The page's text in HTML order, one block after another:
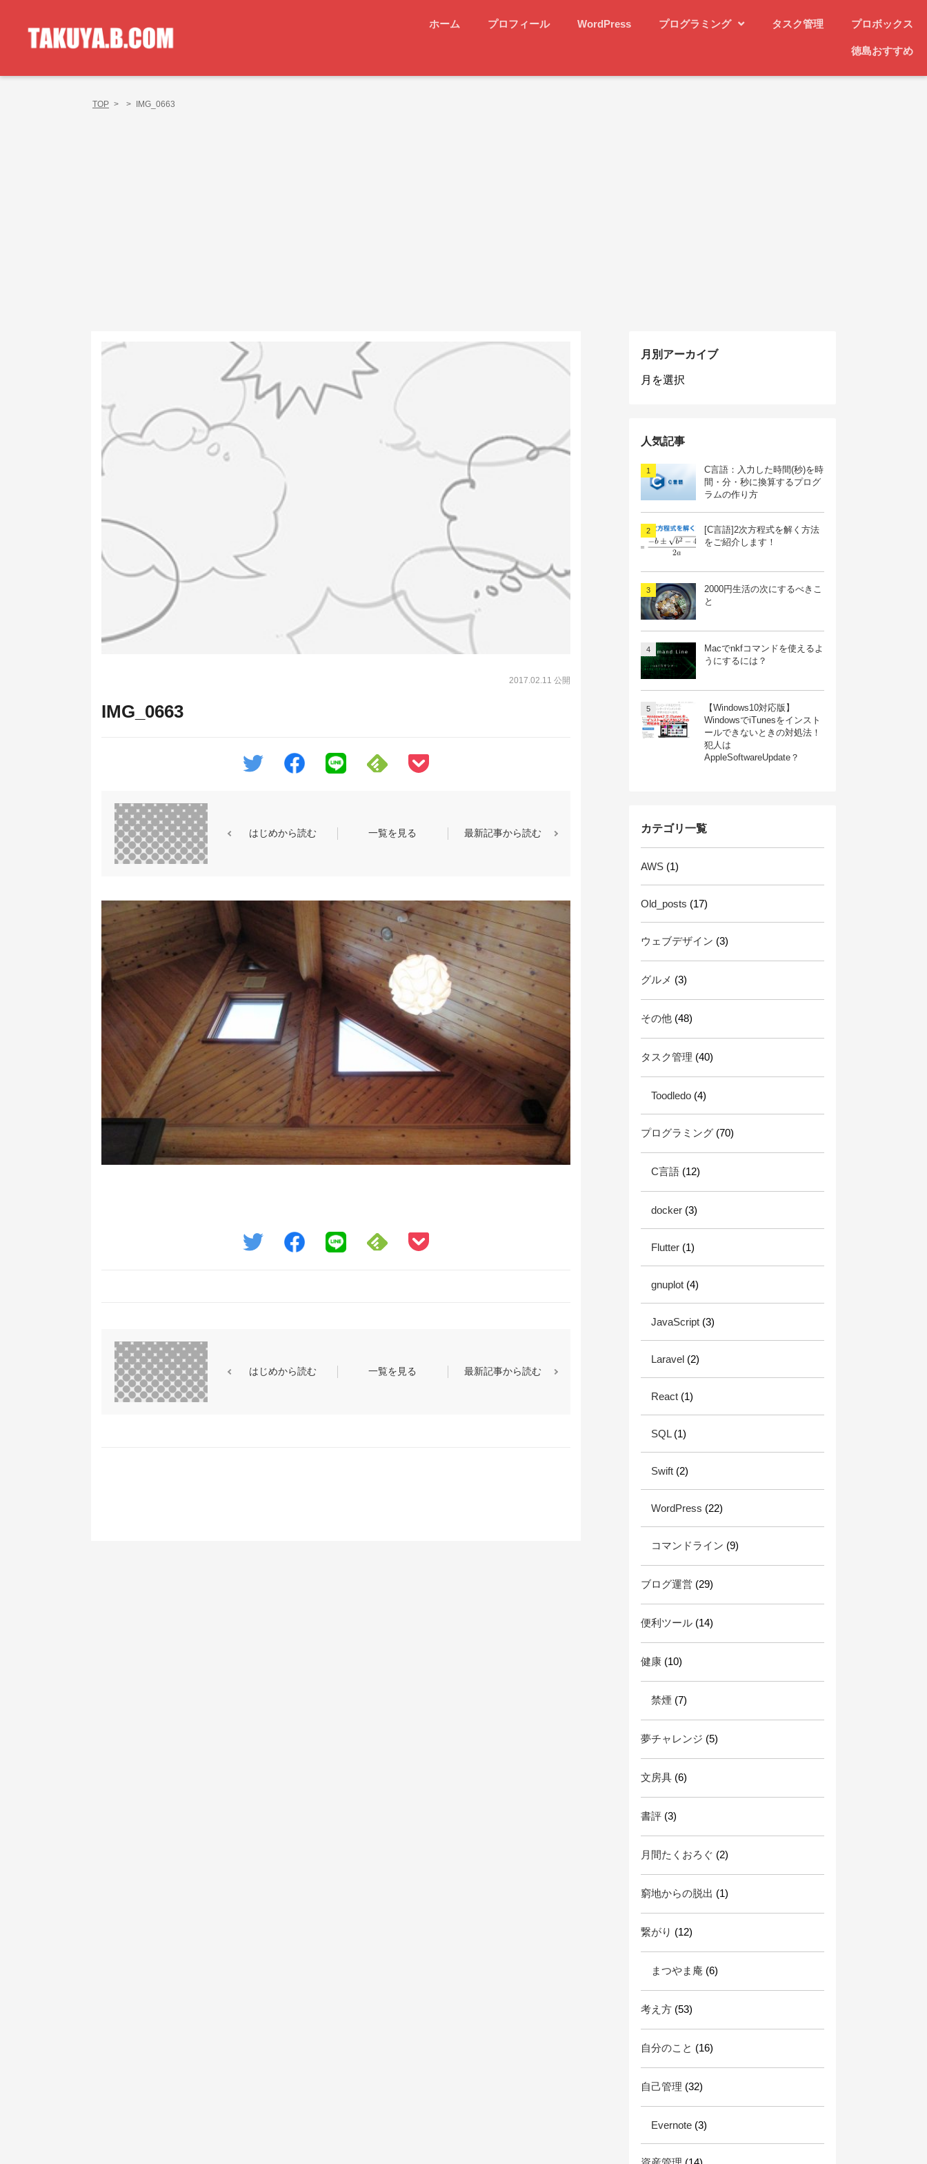
ホーム プロフィール WordPress プログラミング タスク管理 プロボックス
徳島おすすめ
TOP > > IMG_0663
2017.02.11 公開
IMG_0663
はじめから読む 一覧を見る 最新記事から読む
はじめから読む 一覧を見る 最新記事から読む
月別アーカイブ
月
カ
ブ
人気記事
C言語：入力した時間(秒)を時
間・分・秒に換算するプログ
ラムの作り方
[C言語]2次方程式を解く方法
をご紹介します！
2000円生活の次にするべきこ
と
Macでnkfコマンドを使えるよ
うにするには？
【Windows10対応版】
WindowsでiTunesをインスト
ールできないときの対処法！
犯人は
AppleSoftwareUpdate？
カテゴリ一覧
AWS (1)
Old_posts (17)
ウェブデザイン (3)
グルメ (3)
その他 (48)
タスク管理 (40)
Toodledo (4)
プログラミング (70)
C言語 (12)
docker (3)
Flutter (1)
gnuplot (4)
JavaScript (3)
Laravel (2)
React (1)
SQL(1)
Swift (2)
WordPress (22)
コマンドライン (9)
ブログ運営 (29)
便利ツール (14)
健康 (10)
禁煙 (7)
夢チャレンジ (5)
文房具 (6)
書評 (3)
月間たくおろぐ (2)
窮地からの脱出 (1)
繋がり (12)
まつやま庵 (6)
考え方 (53)
自分のこと (16)
自己管理 (32)
Evernote (3)